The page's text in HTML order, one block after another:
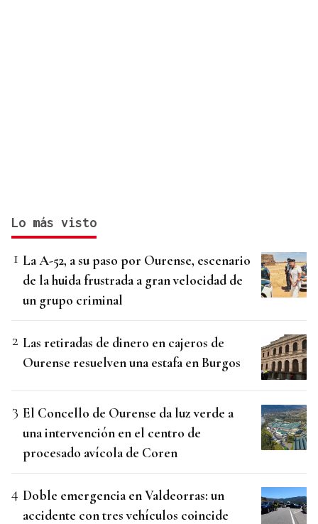
Lo más visto
La A-52, a su paso por Ourense, escenario
de la huida frustrada a gran velocidad de
un grupo criminal
Las retiradas de dinero en cajeros de
Ourense resuelven una estafa en Burgos
El Concello de Ourense da luz verde a
una intervención en el centro de
procesado avícola de Coren
Doble emergencia en Valdeorras: un
accidente con tres vehículos coincide